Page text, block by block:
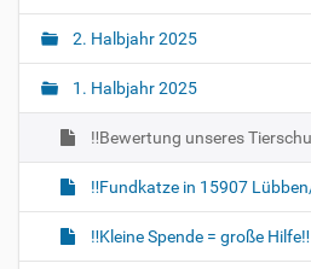
2. Halbjahr 2025
1. Halbjahr 2025
‼Bewertung unseres
‼️Fundkatze in 15907
‼️Kleine Spende = große Hilfe‼️